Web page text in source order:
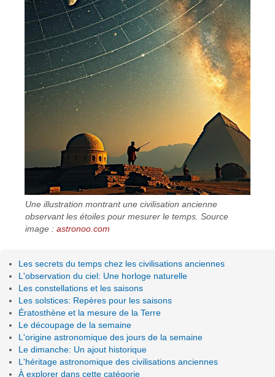
Une illustration montrant une civilisation ancienne
observant les étoiles pour mesurer le temps. Source
image :astronoo.com
Les secrets du temps chez les civilisations anciennes
L'observation du ciel: Une horloge naturelle
Les constellations et les saisons
Les solstices: Repères pour les saisons
Ératosthène et la mesure de la Terre
Le découpage de la semaine
L'origine astronomique des jours de la semaine
Le dimanche: Un ajout historique
L'héritage astronomique des civilisations anciennes
À explorer dans cette catégorie